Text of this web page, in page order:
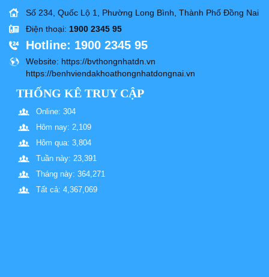
Số 234, Quốc Lộ 1, Phường Long Bình, Thành Phố Đồng Nai
Điện thoại: 1900 2345 95
Hotline: 1900 2345 95
Website: https://bvthongnhatdn.vn
https://benhviendakhoathongnhatdongnai.vn
THỐNG KÊ TRUY CẬP
Online: 304
Hôm nay: 2,109
Hôm qua: 3,804
Tuần này: 23,391
Tháng này: 364,271
Tất cả: 4,367,069